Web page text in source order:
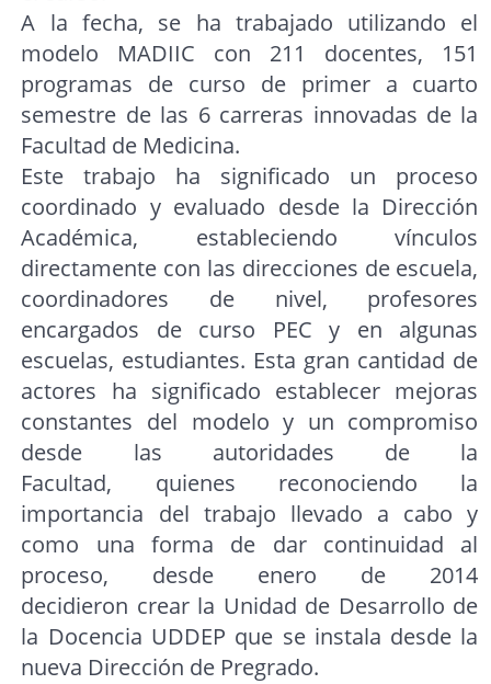
A la fecha, se ha trabajado utilizando el
modelo MADIIC con 211 docentes, 151
programas de curso de primer a cuarto
semestre de las 6 carreras innovadas de la
Facultad de Medicina.
Este trabajo ha significado un proceso
coordinado y evaluado desde la Dirección
Académica, estableciendo vínculos
directamente con las direcciones de escuela,
coordinadores de nivel, profesores
encargados de curso PEC y en algunas
escuelas, estudiantes. Esta gran cantidad de
actores ha significado establecer mejoras
constantes del modelo y un compromiso
desde las autoridades de la
Facultad, quienes reconociendo la
importancia del trabajo llevado a cabo y
como una forma de dar continuidad al
proceso, desde enero de 2014
decidieron crear la Unidad de Desarrollo de
la Docencia UDDEP que se instala desde la
nueva Dirección de Pregrado.